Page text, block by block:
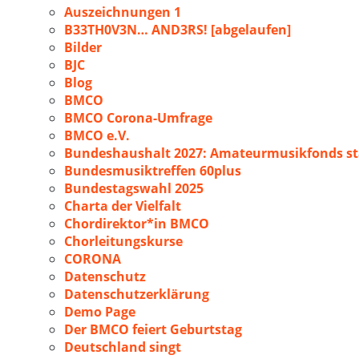
Auszeichnungen 1
B33TH0V3N… AND3RS! [abgelaufen]
Bilder
BJC
Blog
BMCO
BMCO Corona-Umfrage
BMCO e.V.
Bundeshaushalt 2027: Amateurmusikfonds
Bundesmusiktreffen 60plus
Bundestagswahl 2025
Charta der Vielfalt
Chordirektor*in BMCO
Chorleitungskurse
CORONA
Datenschutz
Datenschutzerklärung
Demo Page
Der BMCO feiert Geburtstag
Deutschland singt